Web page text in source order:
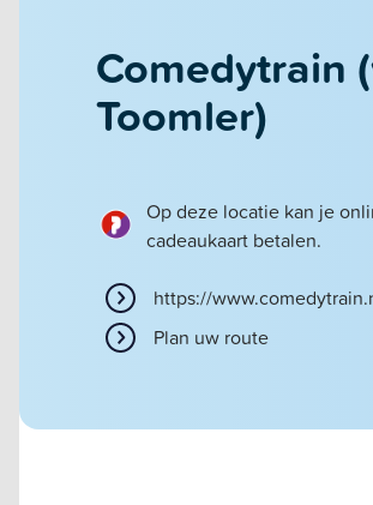
Comedytrain
Toomler)
Op deze locatie kan je
cadeaukaart betalen.
https://
Plan uw route